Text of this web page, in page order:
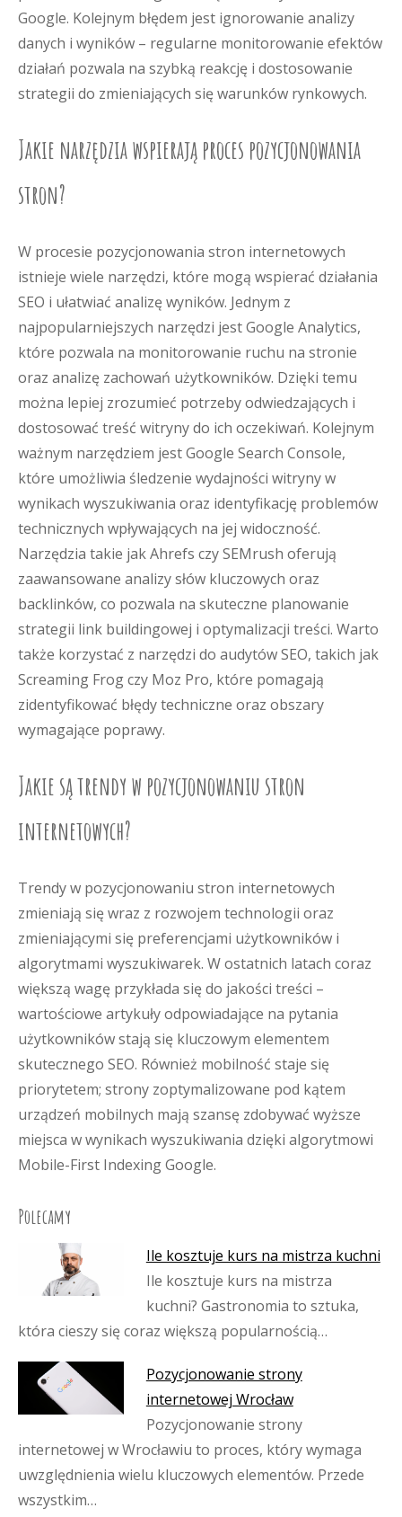
Google. Kolejnym błędem jest ignorowanie analizy
danych i wyników – regularne monitorowanie efektów
działań pozwala na szybką reakcję i dostosowanie
strategii do zmieniających się warunków rynkowych.
Jakie narzędzia wspierają proces pozycjonowania
stron?
W procesie pozycjonowania stron internetowych
istnieje wiele narzędzi, które mogą wspierać działania
SEO i ułatwiać analizę wyników. Jednym z
najpopularniejszych narzędzi jest Google Analytics,
które pozwala na monitorowanie ruchu na stronie
oraz analizę zachowań użytkowników. Dzięki temu
można lepiej zrozumieć potrzeby odwiedzających i
dostosować treść witryny do ich oczekiwań. Kolejnym
ważnym narzędziem jest Google Search Console,
które umożliwia śledzenie wydajności witryny w
wynikach wyszukiwania oraz identyfikację problemów
technicznych wpływających na jej widoczność.
Narzędzia takie jak Ahrefs czy SEMrush oferują
zaawansowane analizy słów kluczowych oraz
backlinków, co pozwala na skuteczne planowanie
strategii link buildingowej i optymalizacji treści. Warto
także korzystać z narzędzi do audytów SEO, takich jak
Screaming Frog czy Moz Pro, które pomagają
zidentyfikować błędy techniczne oraz obszary
wymagające poprawy.
Jakie są trendy w pozycjonowaniu stron
internetowych?
Trendy w pozycjonowaniu stron internetowych
zmieniają się wraz z rozwojem technologii oraz
zmieniającymi się preferencjami użytkowników i
algorytmami wyszukiwarek. W ostatnich latach coraz
większą wagę przykłada się do jakości treści –
wartościowe artykuły odpowiadające na pytania
użytkowników stają się kluczowym elementem
skutecznego SEO. Również mobilność staje się
priorytetem; strony zoptymalizowane pod kątem
urządzeń mobilnych mają szansę zdobywać wyższe
miejsca w wynikach wyszukiwania dzięki algorytmowi
Mobile-First Indexing Google.
Polecamy
Ile kosztuje kurs na mistrza kuchni
Ile kosztuje kurs na mistrza
kuchni? Gastronomia to sztuka,
która cieszy się coraz większą popularnością…
Pozycjonowanie strony
internetowej Wrocław
Pozycjonowanie strony
internetowej w Wrocławiu to proces, który wymaga
uwzględnienia wielu kluczowych elementów. Przede
wszystkim…